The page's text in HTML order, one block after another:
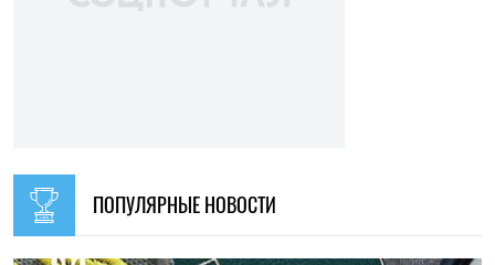
ПОПУЛЯРНЫЕ НОВОСТИ